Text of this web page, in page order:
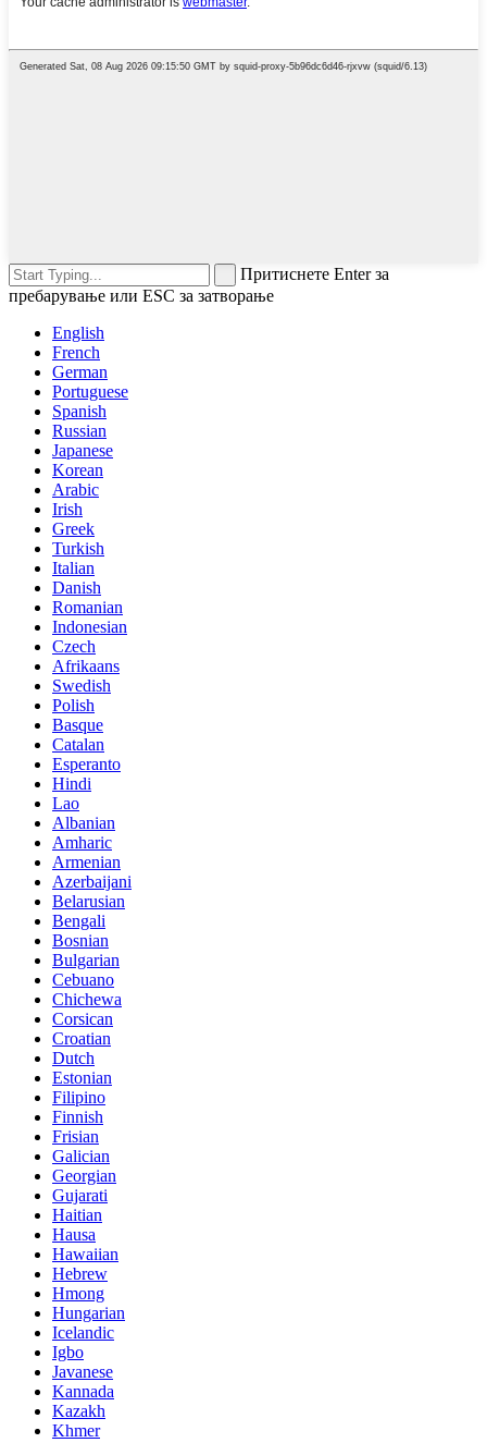
Притиснете Enter за
пребарување или ESC за затворање
English
French
German
Portuguese
Spanish
Russian
Japanese
Korean
Arabic
Irish
Greek
Turkish
Italian
Danish
Romanian
Indonesian
Czech
Afrikaans
Swedish
Polish
Basque
Catalan
Esperanto
Hindi
Lao
Albanian
Amharic
Armenian
Azerbaijani
Belarusian
Bengali
Bosnian
Bulgarian
Cebuano
Chichewa
Corsican
Croatian
Dutch
Estonian
Filipino
Finnish
Frisian
Galician
Georgian
Gujarati
Haitian
Hausa
Hawaiian
Hebrew
Hmong
Hungarian
Icelandic
Igbo
Javanese
Kannada
Kazakh
Khmer